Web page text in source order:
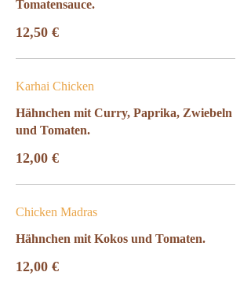
Tomatensauce.
12,50 €
Karhai Chicken
Hähnchen mit Curry, Paprika, Zwiebeln
und Tomaten.
12,00 €
Chicken Madras
Hähnchen mit Kokos und Tomaten.
12,00 €